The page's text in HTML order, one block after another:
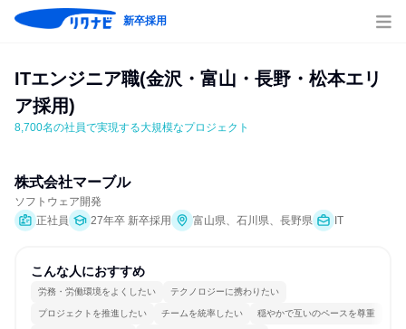
新卒採用
ITエンジニア職(金沢・富山・長野・松本エリ
ア採用)
8,700名の社員で実現する大規模なプロジェクト
株式会社マーブル
ソフトウェア開発
正社員
27年卒 新卒採用 富山県、石川県、長野県 IT
こんな人におすすめ
労務・労働環境をよくしたい テクノロジーに携わりたい
プロジェクトを推進したい チームを統率したい 穏やかで互いのペースを尊重